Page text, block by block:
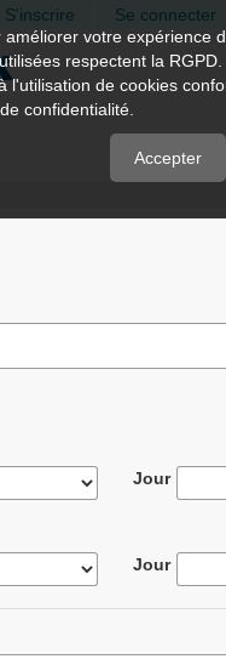
S'inscrire Se connecter
Jour
Jour
votre expérience
respectent la
l'utilisation de cookies
confidentialité.
Accepter